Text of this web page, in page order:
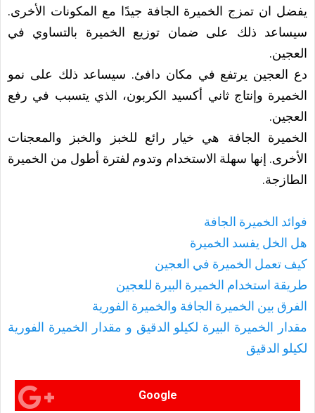
يفضل ان تمزج الخميرة الجافة جيدًا مع المكونات الأخرى.
سيساعد ذلك على ضمان توزيع الخميرة بالتساوي في
العجين.
دع العجين يرتفع في مكان دافئ. سيساعد ذلك على نمو
الخميرة وإنتاج ثاني أكسيد الكربون، الذي يتسبب في رفع
العجين.
الخميرة الجافة هي خيار رائع للخبز والخبز والمعجنات
الأخرى. إنها سهلة الاستخدام وتدوم لفترة أطول من الخميرة
الطازجة.
فوائد الخميرة الجافة
هل الخل يفسد الخميرة
كيف تعمل الخميرة في العجين
طريقة استخدام الخميرة البيرة للعجين
الفرق بين الخميرة الجافة والخميرة الفورية
مقدار الخميرة البيرة لكيلو الدقيق و مقدار الخميرة الفورية
لكيلو الدقيق
Google